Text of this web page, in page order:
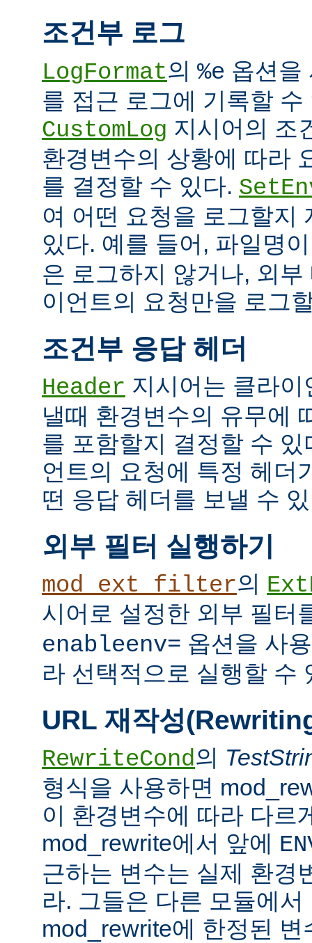
조건부 로그
LogFormat의 %e 옵션을
를 접근 로그에 기록할 수
CustomLog 지시어의 조
환경변수의 상황에 따라
를 결정할 수 있다.
여 어떤 요청을 로그할지
있다. 예를 들어, 파일명
은 로그하지 않거나, 외
이언트의 요청만을 로그
조건부 응답 헤더
Header 지시어는 클라
낼때 환경변수의 유무에
를 포함할지 결정할 수
언트의 요청에 특정 헤더
떤 응답 헤더를 보낼 수
외부 필터 실행하기
mod_ext_filter의
시어로 설정한 외부 필터
enableenv= 옵션을 사
라 선택적으로 실행할 수
URL 재작성
RewriteCond의
형식을 사용하면
이 환경변수에 따라 다르
mod_rewrite에서 앞에
근하는 변수는 실제 환경
라. 그들은 다른 모듈에
mod_rewrite에 한정된 변